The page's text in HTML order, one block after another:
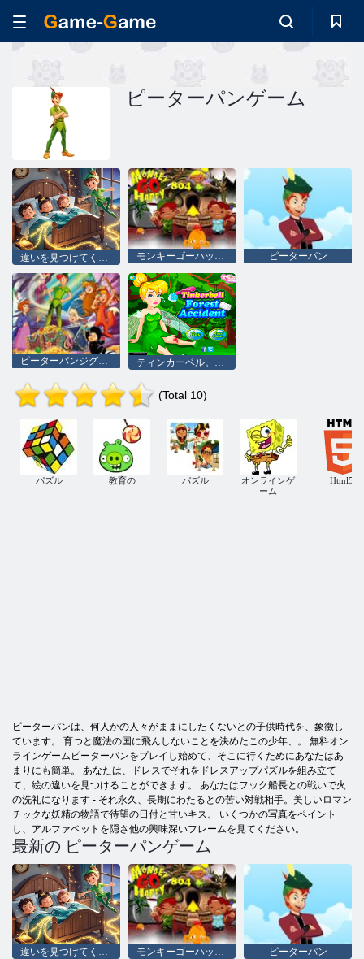
ピーターパンゲーム
違いを見つけてください：ピーターパン モンキーゴーハッピーステージ804 ピーターパン
ピーターパンジグソーパズルコレクション
(Total 10)
パズル 教育の パズル
オンラインゲ
ーム
Html5
ピーターパンは、何人かの人々がままにしたくないとの子供時代を、象徴し
ています。 育つと魔法の国に飛んしないことを決めたこの少年、。 無料オン
ラインゲームピーターパンをプレイし始めて、そこに行くためにあなたはあ
まりにも簡単。 あなたは、ドレスでそれをドレスアップパズルを組み立て
て、絵の違いを見つけることができます。 あなたはフック船長との戦いで火
の洗礼になります - それ永久、長期にわたるとの苦い対戦相手。美しいロマン
チックな妖精の物語で待望の日付と甘いキス。 いくつかの写真をペイント
し、アルファベットを隠さ他の興味深いフレームを見てください。
最新の ピーターパンゲーム
違いを見つけてください：ピーターパン モンキーゴーハッピーステージ804 ピーターパン